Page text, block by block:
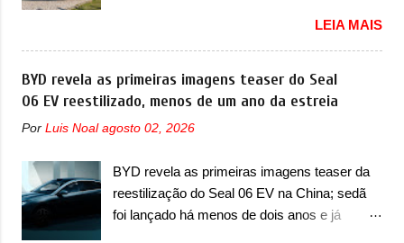
que chegava depois de um ano de atraso. A
invasão de 1994 foi marcava pelos
franceses, alemães, japoneses e coreanos
que chegaram arrancando corações em
nosso mercado. Os importados que mais se
Renault R19 que vinha em 3 versões de
carroceria, sendo duas do hatch e o sedan, a
famosa Kia Besta, o Vol...
oficialmente a nova Strada, que aparece com
mudanças visuais e com uma nova opção de
motor. Depois da picape compacta receber o
câmbio automático CVT no ano passado, a
do motor 1.0 12v Turbo Flex, conhecido
a Fiat Strada soube ser mutável com
avanços importantes que a concorrência
nunca conseguiu acompanhar e agora ela
LEIA MAIS
BYD revela as primeiras imagens teaser do Seal
06 EV reestilizado, menos de um ano da estreia
Por Luis Noal agosto 02, 2026
BYD revela as primeiras imagens teaser da
reestilização do Seal 06 EV na China; sedã
foi lançado há menos de dois anos e já